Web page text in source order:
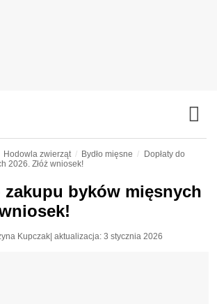
Hodowla zwierząt Bydło mięsne
Dopłaty do
2026. Złóż wniosek!
zakupu byków mięsnych
Kupczak | aktualizacja: 3 stycznia 2026